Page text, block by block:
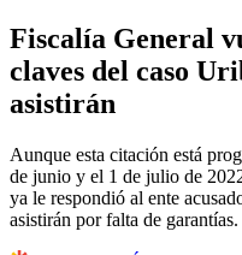
Fiscalía General
claves del caso
asistirán
Aunque esta citación está
de junio y el 1 de julio de
ya le respondió al ente
asistirán por falta de garantías.